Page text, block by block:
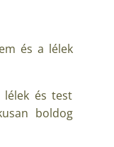
és a lélek
lélek és test
boldog